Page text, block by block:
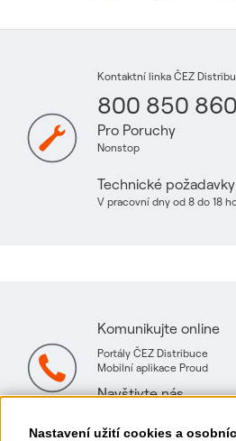
Nastavení užití cookies a
Kontaktní linka ČEZ
800 850 860
Pro Poruchy
Nonstop
Technické požadavky
V pracovní dny od 8 do 18
Komunikujte online
Portály ČEZ Distribuce
Mobilní aplikace Proud
Navštivte nás